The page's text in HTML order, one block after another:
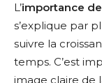
L’importance de
s’explique par
suivre la
temps. C’est
image claire de